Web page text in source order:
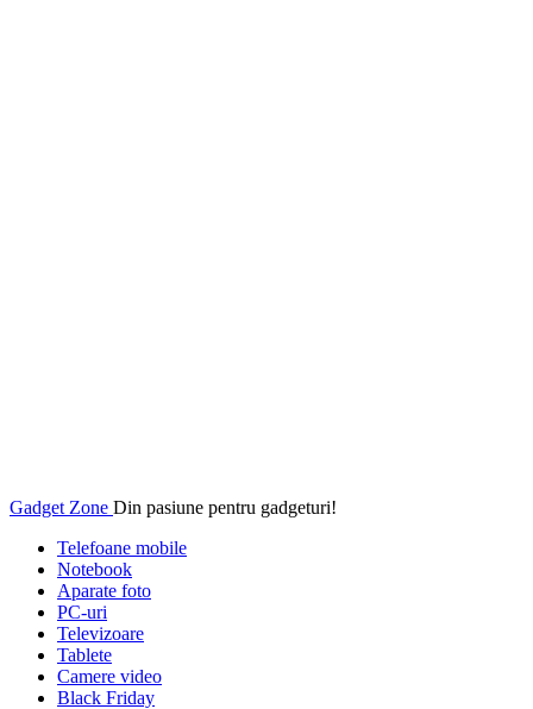
Gadget Zone Din pasiune pentru gadgeturi!
Telefoane mobile
Notebook
Aparate foto
PC-uri
Televizoare
Tablete
Camere video
Black Friday